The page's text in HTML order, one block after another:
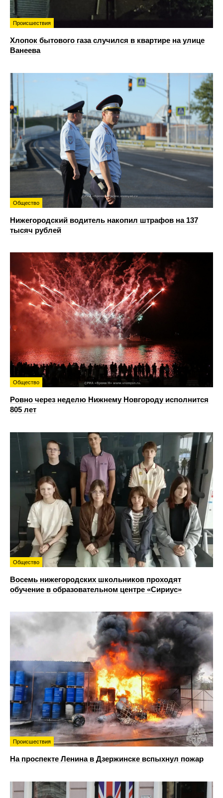
Происшествия
Хлопок бытового газа случился в квартире на улице
Ванеева
Общество
Нижегородский водитель накопил штрафов на 137
тысяч рублей
Общество
Ровно через неделю Нижнему Новгороду исполнится
805 лет
Общество
Восемь нижегородских школьников проходят
обучение в образовательном центре «Сириус»
Происшествия
На проспекте Ленина в Дзержинске вспыхнул пожар